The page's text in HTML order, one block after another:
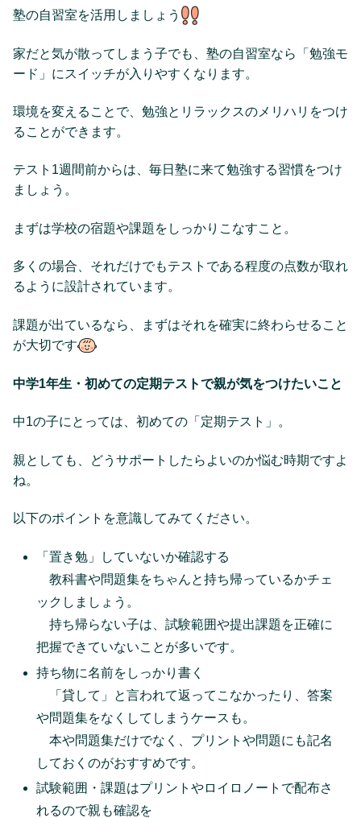
塾の自習室を活用しましょう
家だと気が散ってしまう子でも、塾の自習室なら「勉強モ
ード」にスイッチが入りやすくなります。
環境を変えることで、勉強とリラックスのメリハリをつけ
ることができます。
テスト1週間前からは、毎日塾に来て勉強する習慣をつけ
ましょう。
まずは学校の宿題や課題をしっかりこなすこと。
多くの場合、それだけでもテストである程度の点数が取れ
るように設計されています。
課題が出ているなら、まずはそれを確実に終わらせること
が大切です
中学1年生・初めての定期テストで親が気をつけたいこと
中1の子にとっては、初めての「定期テスト」。
親としても、どうサポートしたらよいのか悩む時期ですよ
ね。
以下のポイントを意識してみてください。
「置き勉」していないか確認する
教科書や問題集をちゃんと持ち帰っているかチェ
ックしましょう。
持ち帰らない子は、試験範囲や提出課題を正確に
把握できていないことが多いです。
持ち物に名前をしっかり書く
「貸して」と言われて返ってこなかったり、答案
や問題集をなくしてしまうケースも。
本や問題集だけでなく、プリントや問題にも記名
しておくのがおすすめです。
試験範囲・課題はプリントやロイロノートで配布さ
れるので親も確認を